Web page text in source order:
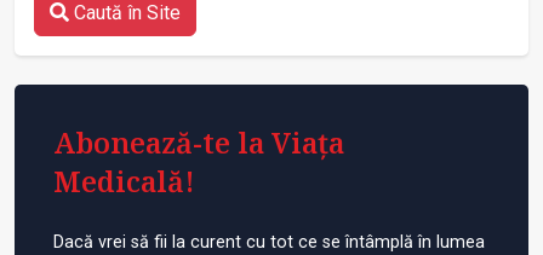
Caută în Site
Abonează-te la Viața
Medicală!
Dacă vrei să fii la curent cu tot ce se întâmplă în lumea